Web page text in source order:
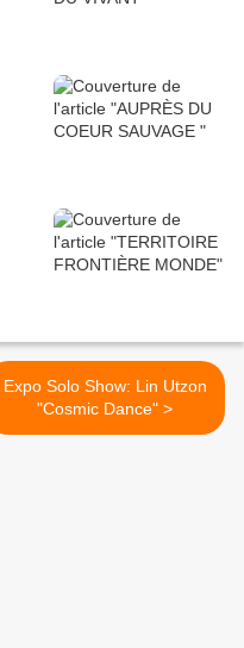
Expo Solo Show: Lin Utzon
"Cosmic Dance" >